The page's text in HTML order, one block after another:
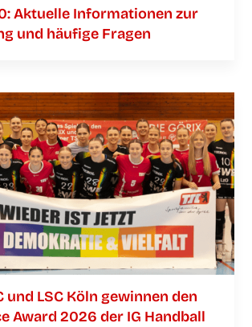
Aktu­el­le Infor­ma­tio­nen zur
und häu­fi­ge Fragen
und LSC Köln gewin­nen den
Award 2026 der IG Handball